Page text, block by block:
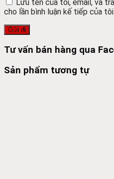
Lưu tên của tôi, email, và
cho lần bình luận kế tiếp của tôi.
Tư vấn bán hàng qua
Sản phẩm tương tự